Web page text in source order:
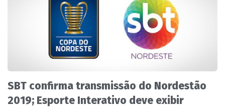
SBT confirma transmissão do Nordestão
2019; Esporte Interativo deve exibir